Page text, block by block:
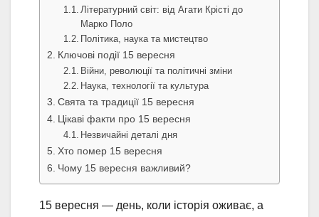
Літературний світ: від Агати Крісті до
Марко Поло
Політика, наука та мистецтво
Ключові події 15 вересня
Війни, революції та політичні зміни
Наука, технології та культура
Свята та традиції 15 вересня
Цікаві факти про 15 вересня
Незвичайні деталі дня
Хто помер 15 вересня
Чому 15 вересня важливий?
15 вересня — день, коли історія оживає, а